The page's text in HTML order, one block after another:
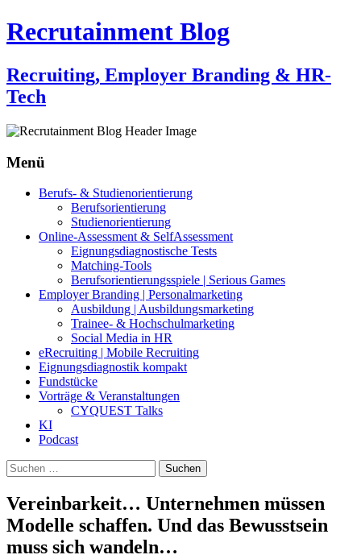
Recrutainment Blog
Recruiting, Employer Branding & HR-
Tech
Menü
Zum
Berufs- & Studienorientierung
Berufsorientierung
Studienorientierung
Online-Assessment & SelfAssessment
Eignungsdiagnostische Tests
Matching-Tools
Berufsorientierungsspiele | Serious Games
Employer Branding | Personalmarketing
Ausbildung | Ausbildungsmarketing
Trainee- & Hochschulmarketing
Social Media in HR
eRecruiting | Mobile Recruiting
Eignungsdiagnostik kompakt
Fundstücke
Vorträge & Veranstaltungen
CYQUEST Talks
KI
Podcast
Suchen
nach:
Vereinbarkeit… Unternehmen müssen
Modelle schaffen. Und das Bewusstsein
muss sich wandeln…